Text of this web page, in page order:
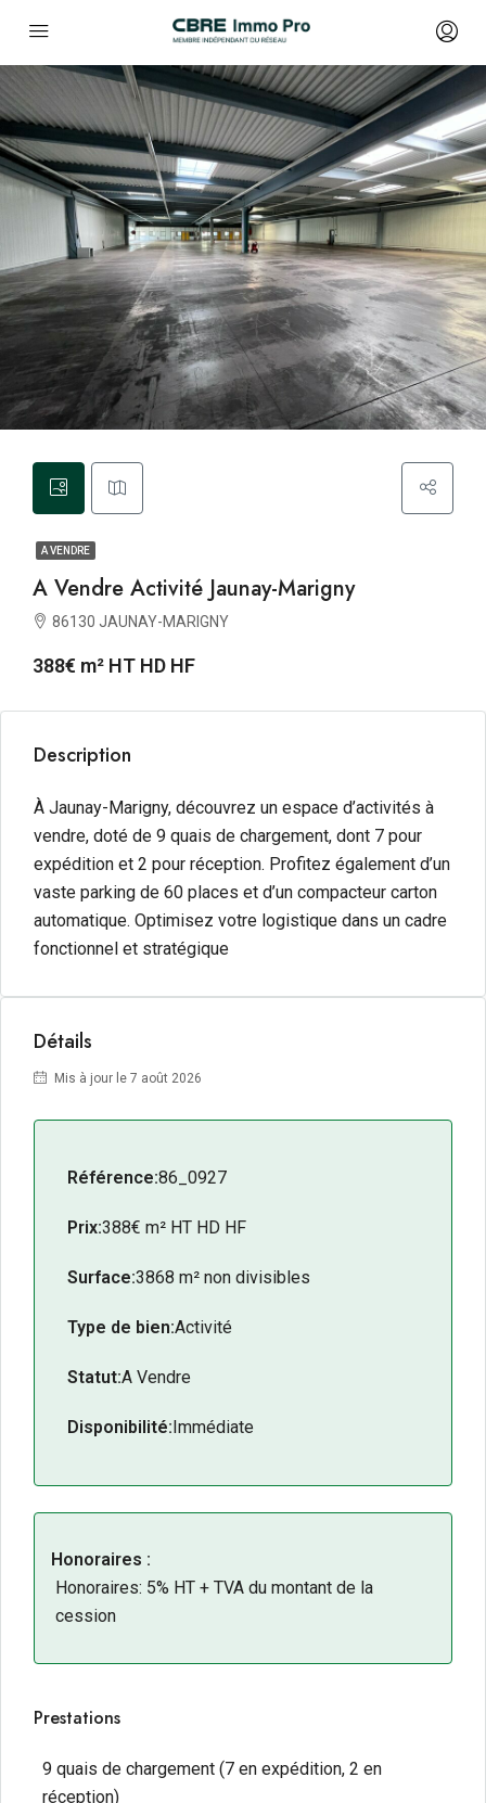
A VENDRE
A Vendre Activité Jaunay-Marigny
86130 JAUNAY-MARIGNY
388€ m² HT HD HF
Description
À Jaunay-Marigny, découvrez un espace d’activités à
vendre, doté de 9 quais de chargement, dont 7 pour
expédition et 2 pour réception. Profitez également d’un
vaste parking de 60 places et d’un compacteur carton
automatique. Optimisez votre logistique dans un cadre
fonctionnel et stratégique
Détails
Mis à jour le 7 août 2026
Référence:86_0927
Prix:388€ m² HT HD HF
Surface:3868 m² non divisibles
Type de bien:Activité
Statut:A Vendre
Disponibilité:Immédiate
Honoraires :
Honoraires: 5% HT + TVA du montant de la
cession
Prestations
9 quais de chargement (7 en expédition, 2 en
réception)